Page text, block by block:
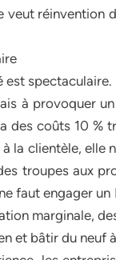
veut réinvention
est
à provoquer
des coûts 10 %
la clientèle, elle
troupes aux
faut engager
marginale,
et bâtir du neuf